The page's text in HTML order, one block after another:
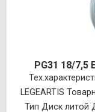
PG31 18/7,5
LEGEARTIS
Тип Диск